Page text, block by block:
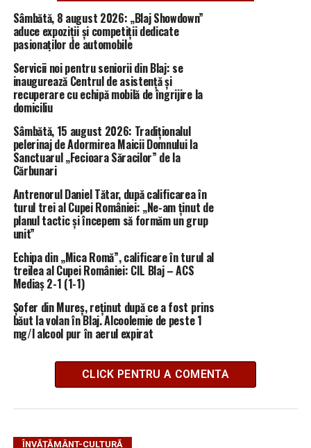
Sâmbătă, 8 august 2026: „Blaj Showdown”
aduce expoziții și competiții dedicate
pasionaților de automobile
Servicii noi pentru seniorii din Blaj: se
inaugurează Centrul de asistență și
recuperare cu echipă mobilă de îngrijire la
domiciliu
Sâmbătă, 15 august 2026: Tradiționalul
pelerinaj de Adormirea Maicii Domnului la
Sanctuarul „Fecioara Săracilor” de la
Cărbunari
Antrenorul Daniel Tătar, după calificarea în
turul trei al Cupei României: „Ne-am ținut de
planul tactic și începem să formăm un grup
unit”
Echipa din „Mica Romă”, calificare în turul al
treilea al Cupei României: CIL Blaj – ACS
Mediaș 2-1 (1-1)
Șofer din Mureș, reținut după ce a fost prins
băut la volan în Blaj. Alcoolemie de peste 1
mg/l alcool pur în aerul expirat
CLICK PENTRU A COMENTA
ÎNVĂȚĂMÂNT-CULTURĂ